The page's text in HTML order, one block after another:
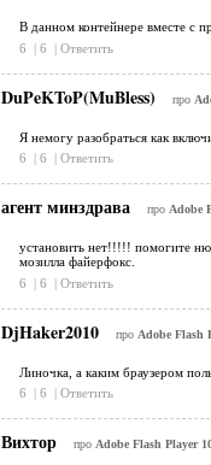
В данном контейнере вместе с
6
| 6 | Ответить
DuPeKToP(MuBless) про
Я немогу разобраться как
6
| 6 | Ответить
агент минздрава про Adobe
установить нет!!!!! помогите
мозилла файерфокс.
6
| 6 | Ответить
DjHaker2010 про Adobe Flash
Линочка, а каким браузером
6
| 6 | Ответить
Вихтор про Adobe Flash Player